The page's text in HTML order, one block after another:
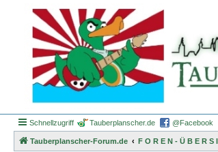
Schnellzugriff Tauberplanscher.de @Facebook
Tauberplanscher-Forum.de F O R E N - Ü B E R S